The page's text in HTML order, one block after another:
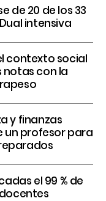
de 20 de los 33
intensiva
contexto social
notas con la
y finanzas
un profesor para
el 99 % de